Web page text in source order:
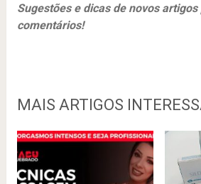
Sugestões e dicas de novos
comentários!
MAIS ARTIGOS